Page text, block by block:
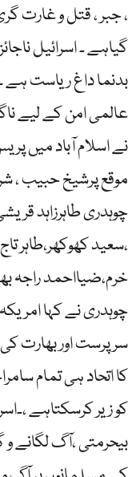
، جبر ، قتل و غارت
گیاہے ۔ اسرائیل
بدنما داغ ریاست ہے
عالمی امن کے لیے
نے اسلام آباد میں
موقع پرشیخ حبیب ،
چوہدری طاہرزاہد
،سعید کھوکھر،طاہر
خرم،ضیااحمد راجہ
چوہدری نے کہا امریکہ
سرپرست اور بھارت کی
کا اتحاد ہی تمام
کو زیر کرسکتاہے
بیحرمتی ،آگ لگانے